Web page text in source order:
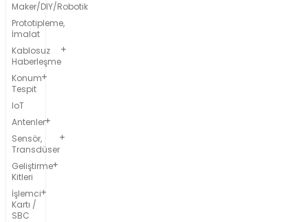
Maker/DIY/Robotik
Prototipleme,
İmalat
Kablosuz
Haberleşme
Konum
Tespit
IoT
Antenler
Sensör,
Transdüser
Geliştirme
Kitleri
İşlemci
Kartı /
SBC